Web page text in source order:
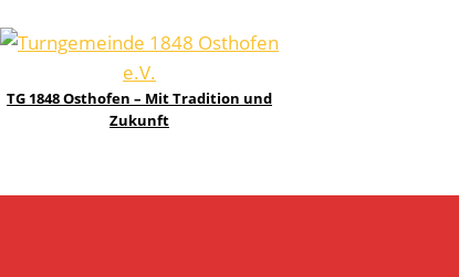
TG 1848 Osthofen – Mit Tradition und
Zukunft